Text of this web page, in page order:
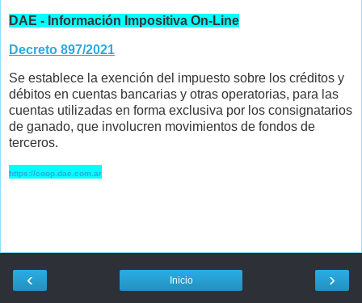
DAE - Información Impositiva On-Line
Decreto 897/2021
Se establece la exención del impuesto sobre los créditos y
débitos en cuentas bancarias y otras operatorias, para las
cuentas utilizadas en forma exclusiva por los consignatarios
de ganado, que involucren movimientos de fondos de
terceros.
https://coop.dae.com.ar
‹ ›
Inicio